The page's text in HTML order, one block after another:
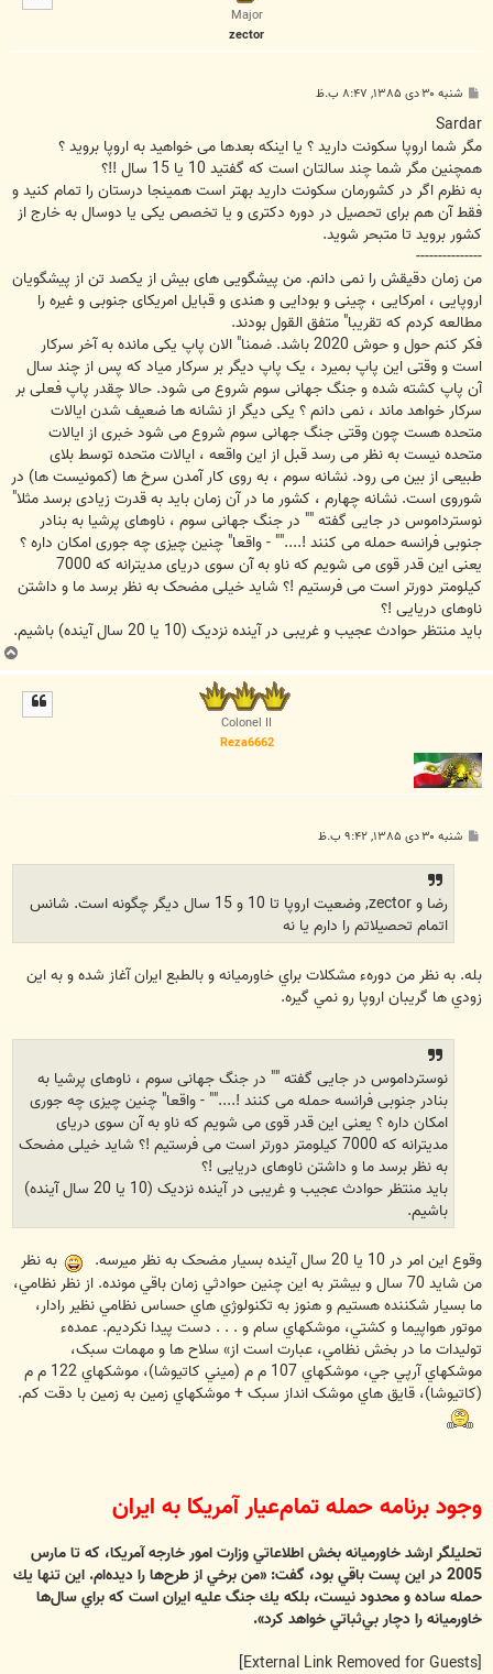
Major
zector
پ
ت
شنبه ۳۰ دی ۱۳۸۵, ۸:۴۷ ب.ظ
Sardar
مگر شما اروپا سکونت دارید ؟ یا اینکه بعدها می خواهید به اروپا بروید ؟
همچنین مگر شما چند سالتان است که گفتید 10 یا 15 سال !!؟
به نظرم اگر در کشورمان سکونت دارید بهتر است همینجا درستان را تمام کنید و
فقط آن هم برای تحصیل در دوره دکتری و یا تخصص یکی یا دوسال به خارج از
کشور بروید تا متبحر شوید.
---------------
من زمان دقیقش را نمی دانم. من پیشگویی های بیش از یکصد تن از پیشگویان
اروپایی ، امرکایی ، چینی و بودایی و هندی و قبایل امریکای جنوبی و غیره را
مطالعه کردم که تقریبا" متفق القول بودند.
فکر کنم حول و حوش 2020 باشد. ضمنا" الان پاپ یکی مانده به آخر سرکار
است و وقتی این پاپ بمیرد ، یک پاپ دیگر بر سرکار میاد که پس از چند سال
آن پاپ کشته شده و جنگ جهانی سوم شروع می شود. حالا چقدر پاپ فعلی بر
سرکار خواهد ماند ، نمی دانم ؟ یکی دیگر از نشانه ها ضعیف شدن ایالات
متحده هست چون وقتی جنگ جهانی سوم شروع می شود خبری از ایالات
متحده نیست به نظر می رسد قبل از این واقعه ، ایالات متحده توسط بلای
طبیعی از بین می رود. نشانه سوم ، به روی کار آمدن سرخ ها (کمونیست ها) در
شوروی است. نشانه چهارم ، کشور ما در آن زمان باید به قدرت زیادی برسد مثلا"
نوسترداموس در جایی گفته "" در جنگ جهانی سوم ، ناوهای پرشیا به بنادر
جنوبی فرانسه حمله می کنند !...."" - واقعا" چنین چیزی چه جوری امکان داره ؟
یعنی این قدر قوی می شویم که ناو به آن سوی دریای مدیترانه که 7000
کیلومتر دورتر است می فرستیم !؟ شاید خیلی مضحک به نظر برسد ما و داشتن
ناوهای دریایی !؟
باید منتظر حوادث عجیب و غریبی در آینده نزدیک (10 یا 20 سال آینده) باشیم.
ب
ا
Colonel II
Reza6662
پ شنبه ۳۰ دی ۱۳۸۵, ۹:۴۲ ب.ظ
رضا و zector, وضعيت اروپا تا 10 و 15 سال ديگر چگونه است. شانس
اتمام تحصيلاتم را دارم يا نه
بله. به نظر من دورهء مشکلات براي خاورميانه و بالطبع ايران آغاز شده و به اين
زودي ها گريبان اروپا رو نمي گيره.
نوسترداموس در جایی گفته "" در جنگ جهانی سوم ، ناوهای پرشیا به
بنادر جنوبی فرانسه حمله می کنند !...."" - واقعا" چنین چیزی چه جوری
امکان داره ؟ یعنی این قدر قوی می شویم که ناو به آن سوی دریای
مدیترانه که 7000 کیلومتر دورتر است می فرستیم !؟ شاید خیلی مضحک
به نظر برسد ما و داشتن ناوهای دریایی !؟
باید منتظر حوادث عجیب و غریبی در آینده نزدیک (10 یا 20 سال آینده)
باشیم.
وقوع اين امر در 10 يا 20 سال آينده بسيار مضحک به نظر ميرسه.
به نظر
من شايد 70 سال و بيشتر به اين چنين حوادثي زمان باقي مونده. از نظر نظامي،
ما بسيار شکننده هستيم و هنوز به تکنولوژي هاي حساس نظامي نظير رادار،
موتور هواپيما و کشتي، موشکهاي سام و . . . دست پيدا نکرديم. عمدهء
توليدات ما در بخش نظامي، عبارت است از» سلاح ها و مهمات سبک،
موشکهاي آرپي جي، موشکهاي 107 م م (ميني کاتيوشا)، موشکهاي 122 م م
(کاتيوشا)، قايق هاي موشک انداز سبک + موشکهاي زمين به زمين با دقت کم.
وجود برنامه حمله تمام‌عيار آمريكا به ايران
تحليلگر ارشد خاورميانه بخش اطلاعاتي وزارت امور خارجه آمريكا، كه تا مارس
2005 در اين پست باقي بود، گفت: «من برخي از طرح‌ها را ديده‌ام. اين تنها يك
حمله ساده و محدود نيست، بلكه يك جنگ عليه ايران است كه براي سال‌ها
خاورميانه را دچار بي‌ثباتي خواهد كرد».